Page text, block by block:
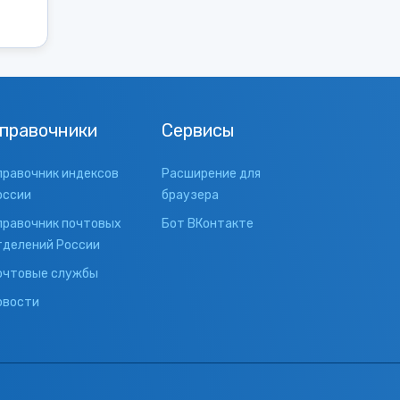
индексов
почтовых
России
службы
Сервисы
Расширение для
браузера
Бот ВКонтакте